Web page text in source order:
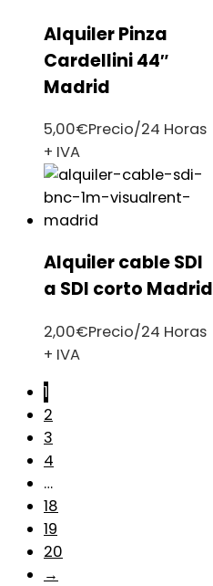
Alquiler Pinza
Cardellini 44″
Madrid
5,00€Precio/24 Horas
+ IVA
Alquiler cable SDI
a SDI corto Madrid
2,00€Precio/24 Horas
+ IVA
1
2
3
4
…
18
19
20
→